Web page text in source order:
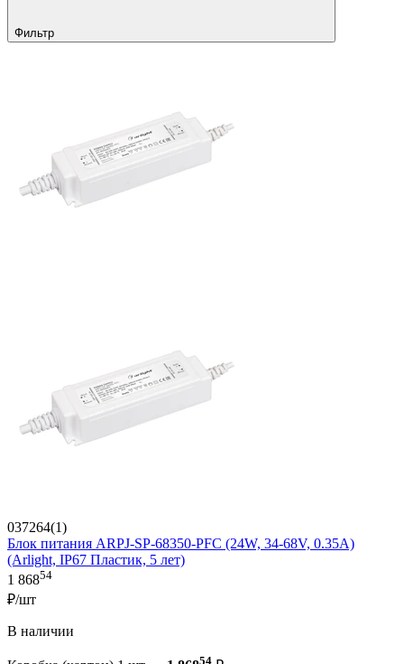
Фильтр
037264(1)
Блок питания ARPJ-SP-68350-PFC (24W, 34-68V, 0.35A)
(Arlight, IP67 Пластик, 5 лет)
1 86854
₽/шт
В наличии
54